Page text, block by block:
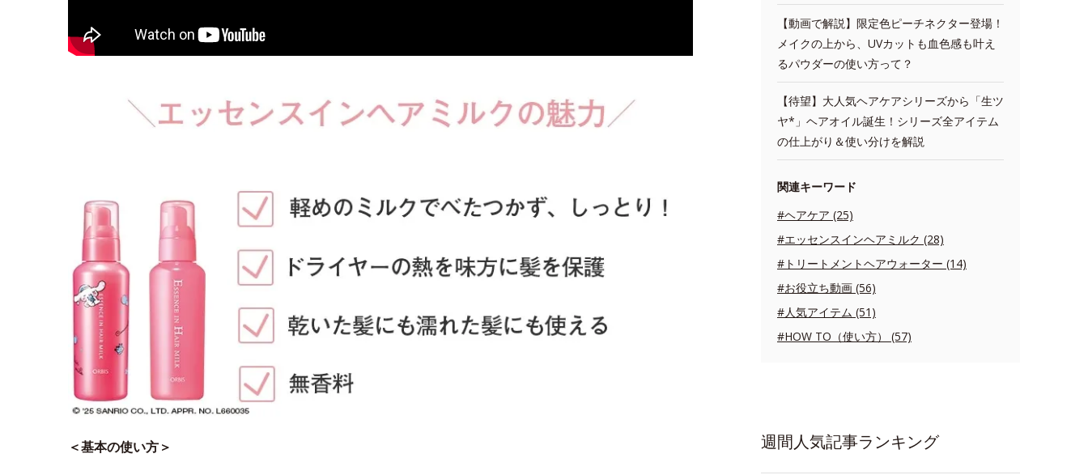
＜基本の使い方＞
【動画で解説】限定色ピーチネクター登場！
メイクの上から、UVカットも血色感も叶え
るパウダーの使い方って？
【待望】大人気ヘアケアシリーズから「生ツ
ヤ*」ヘアオイル誕生！シリーズ全アイテム
の仕上がり＆使い分けを解説
関連キーワード
#ヘアケア (25)
#エッセンスインヘアミルク (28)
#トリートメントヘアウォーター (14)
#お役立ち動画 (56)
#人気アイテム (51)
#HOW TO（使い方） (57)
週間人気記事ランキング